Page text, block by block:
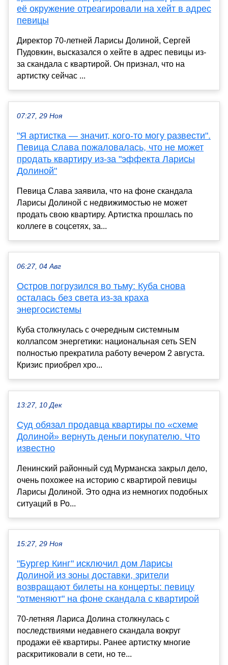
её окружение отреагировали на хейт в адрес
певицы
Директор 70-летней Ларисы Долиной, Сергей
Пудовкин, высказался о хейте в адрес певицы из-
за скандала с квартирой. Он признал, что на
артистку сейчас ...
07:27, 29 Ноя
"Я артистка — значит, кого-то могу развести".
Певица Слава пожаловалась, что не может
продать квартиру из-за "эффекта Ларисы
Долиной"
Певица Слава заявила, что на фоне скандала
Ларисы Долиной с недвижимостью не может
продать свою квартиру. Артистка прошлась по
коллеге в соцсетях, за...
06:27, 04 Авг
Остров погрузился во тьму: Куба снова
осталась без света из-за краха
энергосистемы
Куба столкнулась с очередным системным
коллапсом энергетики: национальная сеть SEN
полностью прекратила работу вечером 2 августа.
Кризис приобрел хро...
13:27, 10 Дек
Суд обязал продавца квартиры по «схеме
Долиной» вернуть деньги покупателю. Что
известно
Ленинский районный суд Мурманска закрыл дело,
очень похожее на историю с квартирой певицы
Ларисы Долиной. Это одна из немногих подобных
ситуаций в Ро...
15:27, 29 Ноя
"Бургер Кинг" исключил дом Ларисы
Долиной из зоны доставки, зрители
возвращают билеты на концерты: певицу
"отменяют" на фоне скандала с квартирой
70-летняя Лариса Долина столкнулась с
последствиями недавнего скандала вокруг
продажи её квартиры. Ранее артистку многие
раскритиковали в сети, но те...